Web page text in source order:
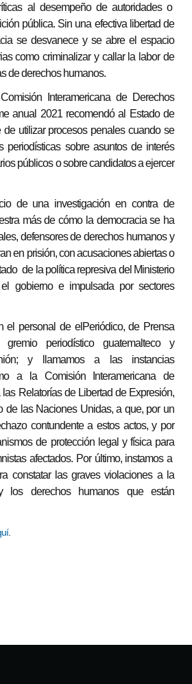
al desempeño de autoridades o
pública. Sin una efectiva libertad de
se desvanece y se abre el espacio
como criminalizar y callar la labor de
de derechos humanos.
Interamericana de Derechos
anual 2021 recomendó al Estado de
de utilizar procesos penales cuando se
periodísticas sobre asuntos de interés
públicos o sobre candidatos a ejercer
de una investigación en contra de
más de cómo la democracia se ha
defensores de derechos humanos y
en prisión, con acusaciones abiertas o
de la política represiva del Ministerio
gobierno e impulsada por sectores
el personal de elPeriódico, de Prensa
periodístico guatemalteco y
y llamamos a las instancias
a la Comisión Interamericana de
Relatorías de Libertad de Expresión,
de las Naciones Unidas, a que, por un
contundente a estos actos, y por
de protección legal y física para
afectados. Por último, instamos a
constatar las graves violaciones a la
los derechos humanos que están
.